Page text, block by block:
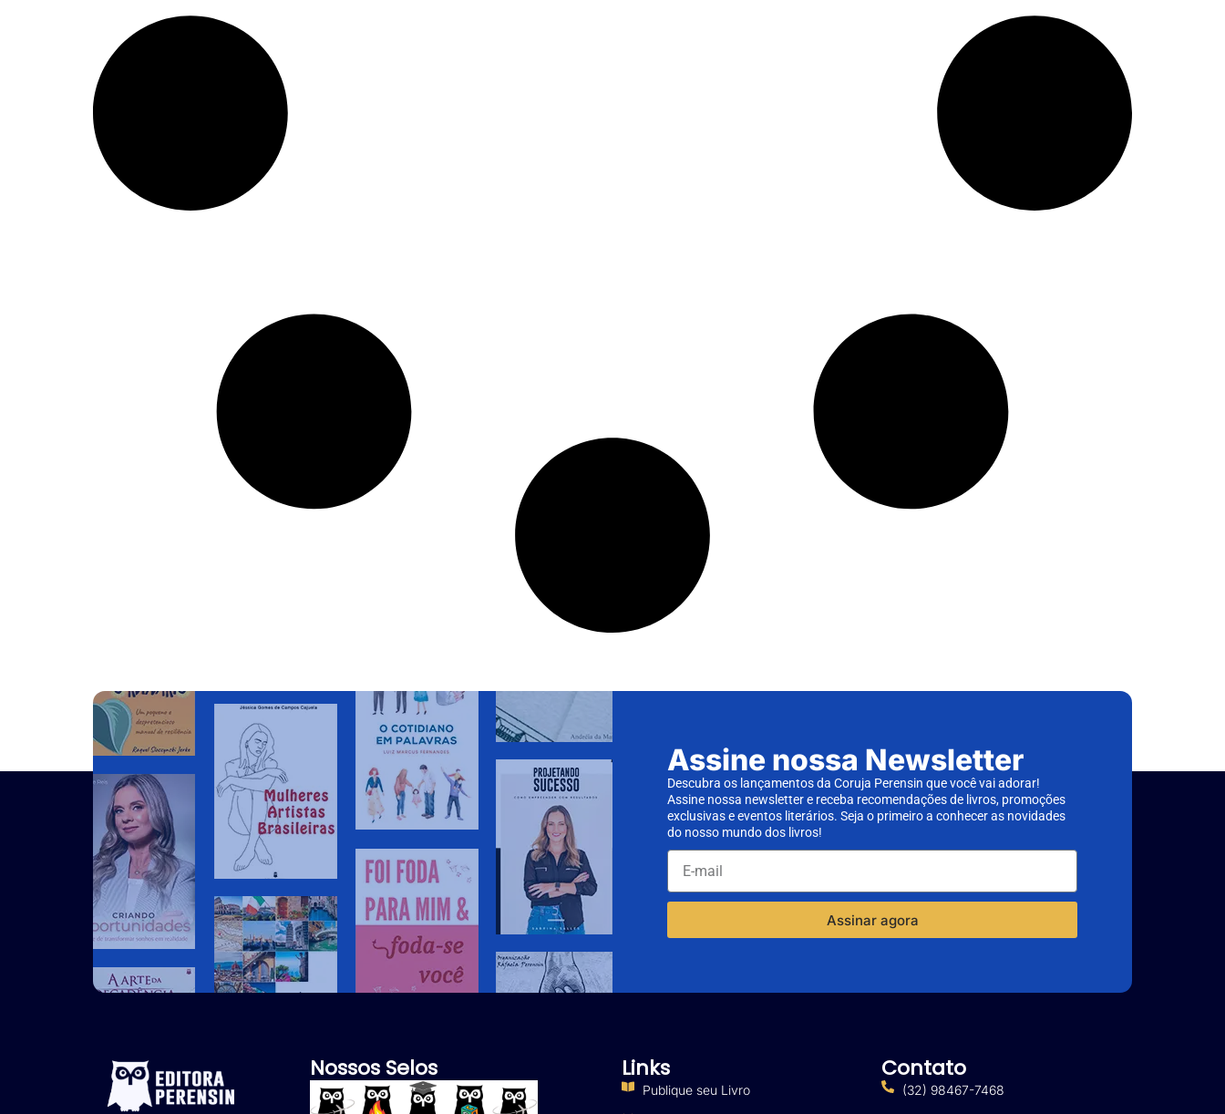
Assine nossa Newsletter
Descubra os lançamentos da Coruja Perensin que você vai adorar!
Assine nossa newsletter e receba recomendações de livros, promoções
exclusivas e eventos literários. Seja o primeiro a conhecer as novidades
do nosso mundo dos livros!
Assinar agora
Nossos Selos Links
Publique seu Livro
Contato
(32) 98467-7468